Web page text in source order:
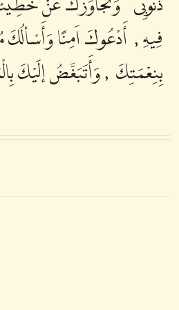
فِيهِ ,،أَدْعُوكَ اَمِنًا وَأَسْألُكَ
بِنِعْمَتِكَ،, وَأَتَبَغَّضُ إلَيْكَ